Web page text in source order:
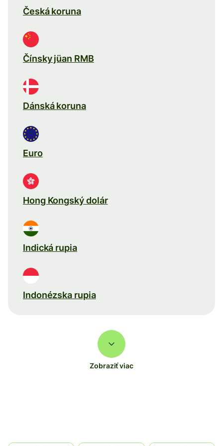
Česká koruna
Čínsky jüan RMB
Dánská koruna
Euro
Hong Kongský dolár
Indická rupia
Indonézska rupia
Zobraziť viac